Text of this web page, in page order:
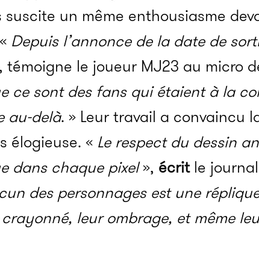
un même enthousiasme
Depuis l’annonce de la date de
témoigne le joueur MJ23 au micro
ce sont des fans qui étaient à la
au-delà. » Leur travail a convaincu
élogieuse. « Le respect du dessin
dans chaque pixel», écritle
des personnages est une
leur ombrage, et même